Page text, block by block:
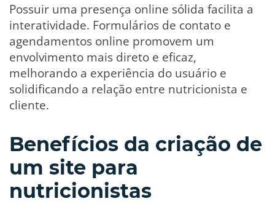
Possuir uma presença online sólida facilita a
interatividade. Formulários de contato e
agendamentos online promovem um
envolvimento mais direto e eficaz,
melhorando a experiência do usuário e
solidificando a relação entre nutricionista e
cliente.
Benefícios da criação de
um site para
nutricionistas